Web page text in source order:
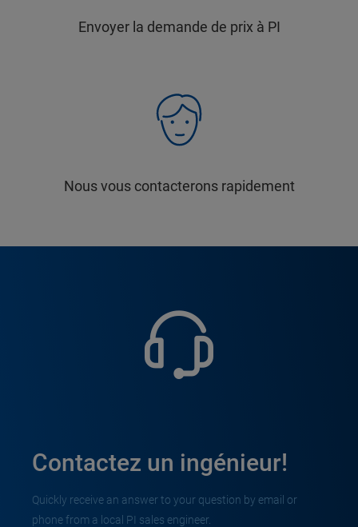
Envoyer la demande de prix à PI
Nous vous contacterons rapidement
Contactez un ingénieur!
Quickly receive an answer to your question by email or
phone from a local PI sales engineer.